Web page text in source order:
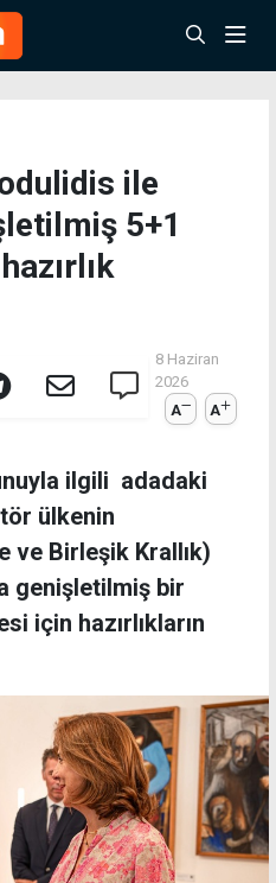
ile
5+1
8 Haziran
2026
A
A
ilgili adadaki
ülkenin
ve Birleşik Krallık)
genişletilmiş bir
için hazırlıkların